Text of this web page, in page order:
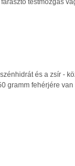
és a zsír -
gramm fehérjére